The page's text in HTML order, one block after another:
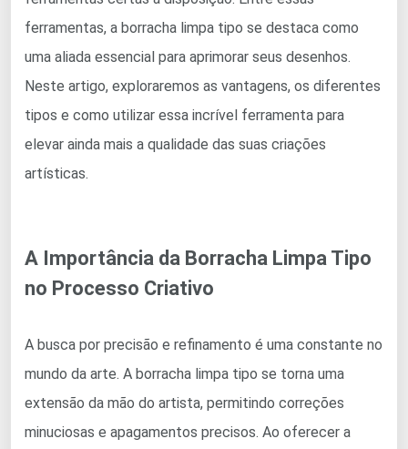
ferramentas, a borracha limpa tipo se destaca como
uma aliada essencial para aprimorar seus desenhos.
Neste artigo, exploraremos as vantagens, os diferentes
tipos e como utilizar essa incrível ferramenta para
elevar ainda mais a qualidade das suas criações
artísticas.
A Importância da Borracha Limpa Tipo
no Processo Criativo
A busca por precisão e refinamento é uma constante no
mundo da arte. A borracha limpa tipo se torna uma
extensão da mão do artista, permitindo correções
minuciosas e apagamentos precisos. Ao oferecer a